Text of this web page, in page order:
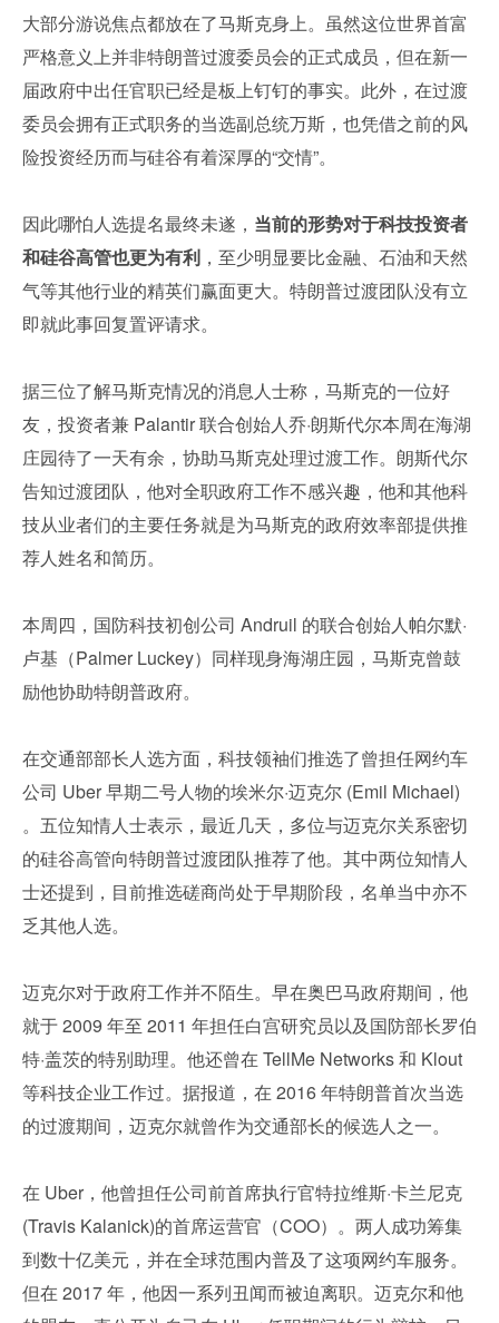
大部分游说焦点都放在了马斯克身上。虽然这位世界首富
严格意义上并非特朗普过渡委员会的正式成员，但在新一
届政府中出任官职已经是板上钉钉的事实。此外，在过渡
委员会拥有正式职务的当选副总统万斯，也凭借之前的风
险投资经历而与硅谷有着深厚的“交情”。
因此哪怕人选提名最终未遂， 当前的形势对于科技投资者
和硅谷高管也更为有利 ，至少明显要比金融、石油和天然
气等其他行业的精英们赢面更大。特朗普过渡团队没有立
即就此事回复置评请求。
据三位了解马斯克情况的消息人士称，马斯克的一位好
友，投资者兼 Palantir 联合创始人乔·朗斯代尔本周在海湖
庄园待了一天有余，协助马斯克处理过渡工作。朗斯代尔
告知过渡团队，他对全职政府工作不感兴趣，他和其他科
技从业者们的主要任务就是为马斯克的政府效率部提供推
荐人姓名和简历。
本周四，国防科技初创公司 Andruil 的联合创始人帕尔默·
卢基（Palmer Luckey）同样现身海湖庄园，马斯克曾鼓
励他协助特朗普政府。
在交通部部长人选方面，科技领袖们推选了曾担任网约车
公司 Uber 早期二号人物的埃米尔·迈克尔 (Emil Michael)
。五位知情人士表示，最近几天，多位与迈克尔关系密切
的硅谷高管向特朗普过渡团队推荐了他。其中两位知情人
士还提到，目前推选磋商尚处于早期阶段，名单当中亦不
乏其他人选。
迈克尔对于政府工作并不陌生。早在奥巴马政府期间，他
就于 2009 年至 2011 年担任白宫研究员以及国防部长罗伯
特·盖茨的特别助理。他还曾在 TellMe Networks 和 Klout
等科技企业工作过。据报道，在 2016 年特朗普首次当选
的过渡期间，迈克尔就曾作为交通部长的候选人之一。
在 Uber，他曾担任公司前首席执行官特拉维斯·卡兰尼克
(Travis Kalanick)的首席运营官（COO）。两人成功筹集
到数十亿美元，并在全球范围内普及了这项网约车服务。
但在 2017 年，他因一系列丑闻而被迫离职。迈克尔和他